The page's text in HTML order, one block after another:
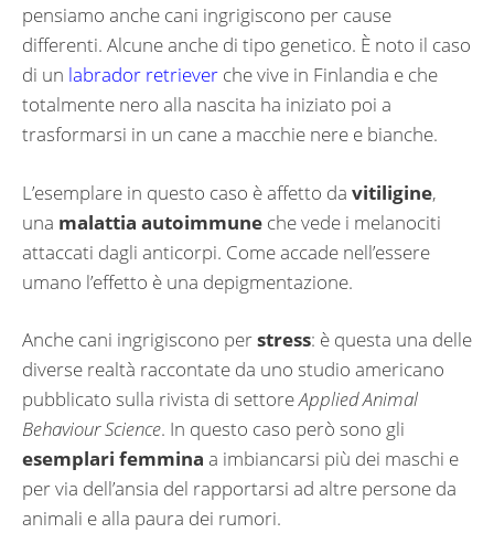
pensiamo anche cani ingrigiscono per cause
differenti. Alcune anche di tipo genetico. È noto il caso
di un labrador retriever che vive in Finlandia e che
totalmente nero alla nascita ha iniziato poi a
trasformarsi in un cane a macchie nere e bianche.
L’esemplare in questo caso è affetto da vitiligine,
una malattia autoimmune che vede i melanociti
attaccati dagli anticorpi. Come accade nell’essere
umano l’effetto è una depigmentazione.
Anche cani ingrigiscono perstress: è questa una delle
diverse realtà raccontate da uno studio americano
pubblicato sulla rivista di settoreApplied Animal
Behaviour Science. In questo caso però sono gli
esemplari femmina a imbiancarsi più dei maschi e
per via dell’ansia del rapportarsi ad altre persone da
animali e alla paura dei rumori.